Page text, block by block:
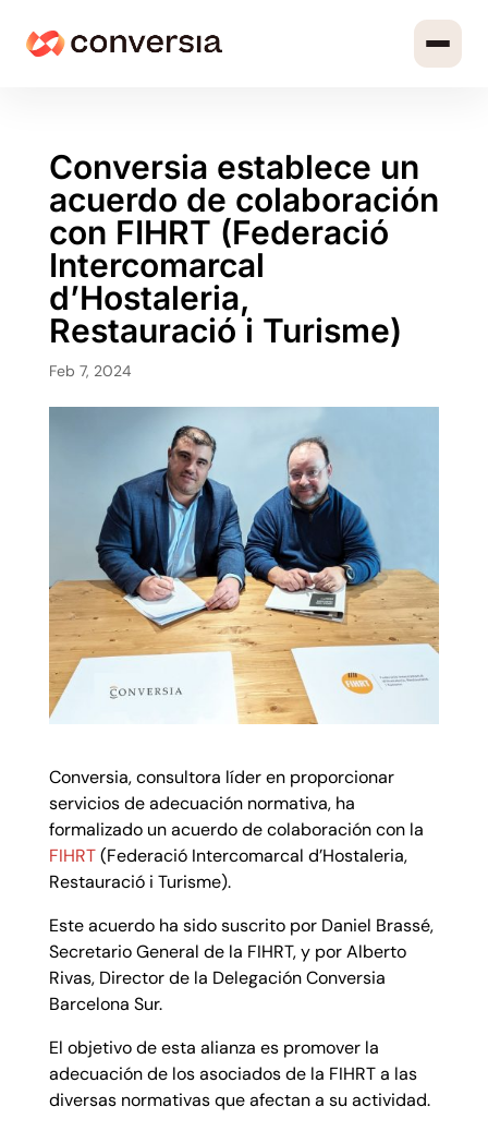
Conversia establece un
acuerdo de colaboración
con FIHRT (Federació
Intercomarcal
d’Hostaleria,
Restauració i Turisme)
Feb 7, 2024
Conversia, consultora líder en proporcionar
servicios de adecuación normativa, ha
formalizado un acuerdo de colaboración con la
FIHRT(Federació Intercomarcal d’Hostaleria,
Restauració i Turisme).
Este acuerdo ha sido suscrito por Daniel Brassé,
Secretario General de la FIHRT, y por Alberto
Rivas, Director de la Delegación Conversia
Barcelona Sur.
El objetivo de esta alianza es promover la
adecuación de los asociados de la FIHRT a las
diversas normativas que afectan a su actividad.